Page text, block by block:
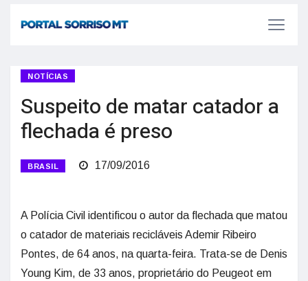
NOTÍCIAS
Suspeito de matar catador a
flechada é preso
BRASIL 17/09/2016
A Polícia Civil identificou o autor da flechada que matou
o catador de materiais recicláveis Ademir Ribeiro
Pontes, de 64 anos, na quarta-feira. Trata-se de Denis
Young Kim, de 33 anos, proprietário do Peugeot em